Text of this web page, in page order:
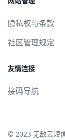
隐私权与条款
社区管理规定
友情连接
接码导航
© 2023 无敌云短